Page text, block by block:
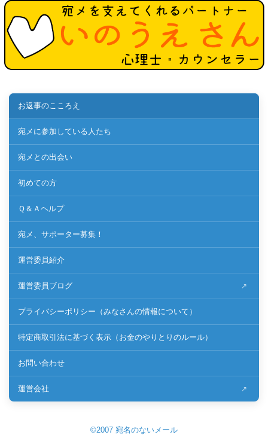
お返事のこころえ
宛メに参加している人たち
宛メとの出会い
初めての方
Ｑ＆Ａヘルプ
宛メ、サポーター募集！
運営委員紹介
運営委員ブログ
プライバシーポリシー（みなさんの情報について）
特定商取引法に基づく表示（お金のやりとりのルール）
お問い合わせ
運営会社
©2007 宛名のないメール